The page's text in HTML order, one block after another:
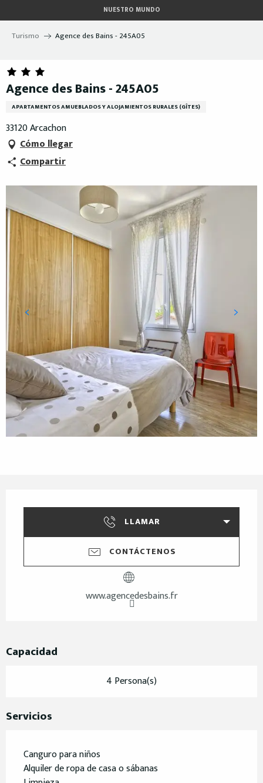
au
contenu
NUESTRO MUNDO
Turismo Agence des Bains - 245A05
Agence des Bains - 245A05
APARTAMENTOS AMUEBLADOS Y ALOJAMIENTOS RURALES (GÎTES)
33120 Arcachon
Cómo llegar
Compartir
LLAMAR
CONTÁCTENOS
www.agencedesbains.fr
Capacidad
4 Persona(s)
Servicios
Canguro para niños
Alquiler de ropa de casa o sábanas